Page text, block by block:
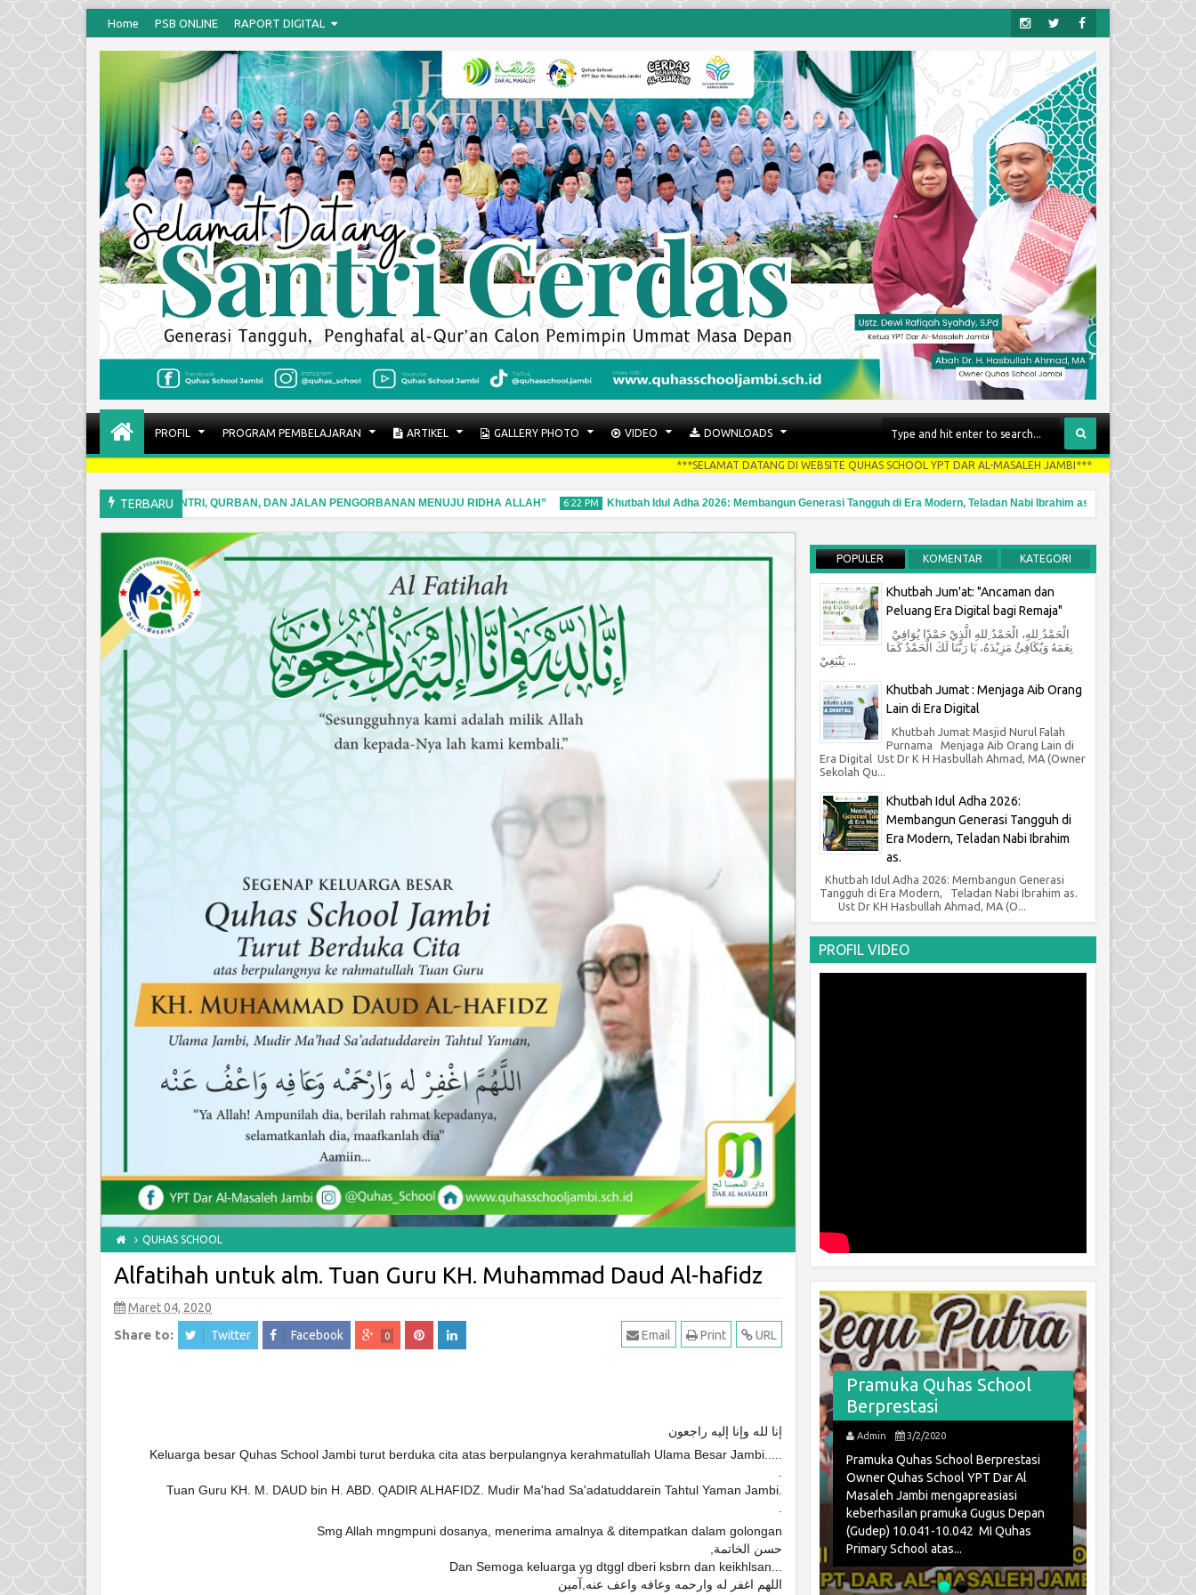
Home PSB ONLINE RAPORT DIGITAL
Face
Boo
K
Er
M
PROFIL PROGRAM PEMBELAJARAN ARTIKEL GALLERY PHOTO VIDEO DOWNLOADS
***SELAMAT DATANG DI WEBSITE QUHAS SCHOOL YPT DAR AL-MASALEH JAMBI***
TERBARU
Khutbah Idul Adha 2026: “SANTRI, QURBAN, DAN JALAN PENGORBANAN MENUJU RIDHA ALLAH” 6:22 PM
25 May
2026
Khutbah Idul Adha 2026: Membangun Generasi Tangguh di Era Modern, Teladan Nabi Ibrahim as.
QUHAS SCHOOL
Alfatihah untuk alm. Tuan Guru KH. Muhammad Daud Al-hafidz
Maret 04, 2020
Share to: Twitter Facebook 0 URL
Print
Email
إنا لله وإنا إليه راجعون
Keluarga besar Quhas School Jambi turut berduka cita atas berpulangnya kerahmatullah Ulama Besar Jambi.....
Tuan Guru KH. M. DAUD bin H. ABD. QADIR ALHAFIDZ. Mudir Ma'had Sa'adatuddarein Tahtul Yaman Jambi.
Smg Allah mngmpuni dosanya, menerima amalnya & ditempatkan dalam golongan
,حسن الخاتمة
Dan Semoga keluarga yg dtggl dberi ksbrn dan keikhlsan...
اللهم اغفر له وارحمه وعافه واعف عنه,آمين
POPULER KOMENTAR KATEGORI
Khutbah Jum'at: "Ancaman dan
Peluang Era Digital bagi Remaja"
نِعَمَهُ وَيُكَافِئُ مَزِيْدَهُ، يَا رَبَّنَا لَكَ الْحَمْدُ كَمَا
Khutbah Jumat : Menjaga Aib Orang
Lain di Era Digital
Khutbah Jumat Masjid Nurul Falah
Purnama Menjaga Aib Orang Lain di
Era Digital Ust Dr K H Hasbullah Ahmad, MA (Owner
Sekolah Qu...
Khutbah Idul Adha 2026:
Membangun Generasi Tangguh di
Era Modern, Teladan Nabi Ibrahim
as.
Khutbah Idul Adha 2026: Membangun Generasi
Tangguh di Era Modern, Teladan Nabi Ibrahim as.
Ust Dr KH Hasbullah Ahmad, MA (O...
PROFIL VIDEO
Pramuka Quhas School Berprestasi
Masaleh Jambi mengapreasiasi
(Gudep) 10.041-10.042 MI Quhas
12/31/2019
JAMBI – Hari Amal Bakti (HAB) Kantor
Jambi ke 74, dimeriahkan dengan
berbagai kegiatan. Seperti jalan santai,
lomba bidang agama, olahraga dan
Pramuka Quhas School
Berprestasi
Admin 3/2/2020
Pramuka Quhas School Berprestasi
Owner Quhas School YPT Dar Al
Masaleh Jambi mengapreasiasi
keberhasilan pramuka Gugus Depan
(Gudep) 10.041-10.042 MI Quhas
Primary School atas...